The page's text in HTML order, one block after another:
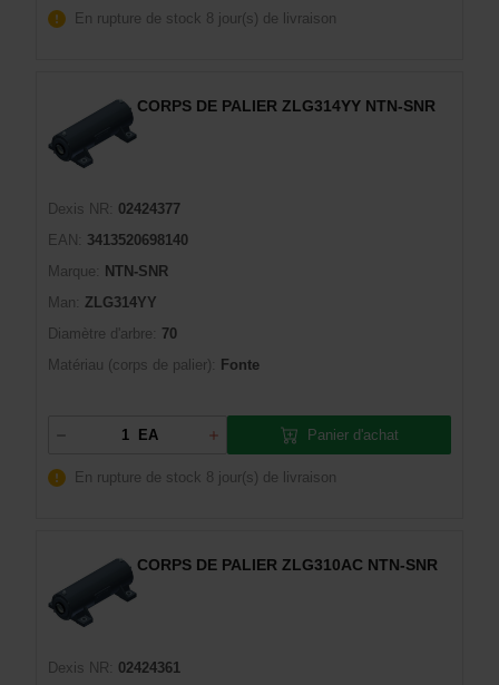
En rupture de stock 8 jour(s) de livraison
CORPS DE PALIER ZLG314YY NTN-SNR
Dexis NR:
02424377
EAN:
3413520698140
Marque:
NTN-SNR
Man: ZLG314YY
Diamètre d'arbre:
70
Matériau (corps de palier):
Fonte
EA Panier d'achat
En rupture de stock 8 jour(s) de livraison
CORPS DE PALIER ZLG310AC NTN-SNR
Dexis NR:
02424361